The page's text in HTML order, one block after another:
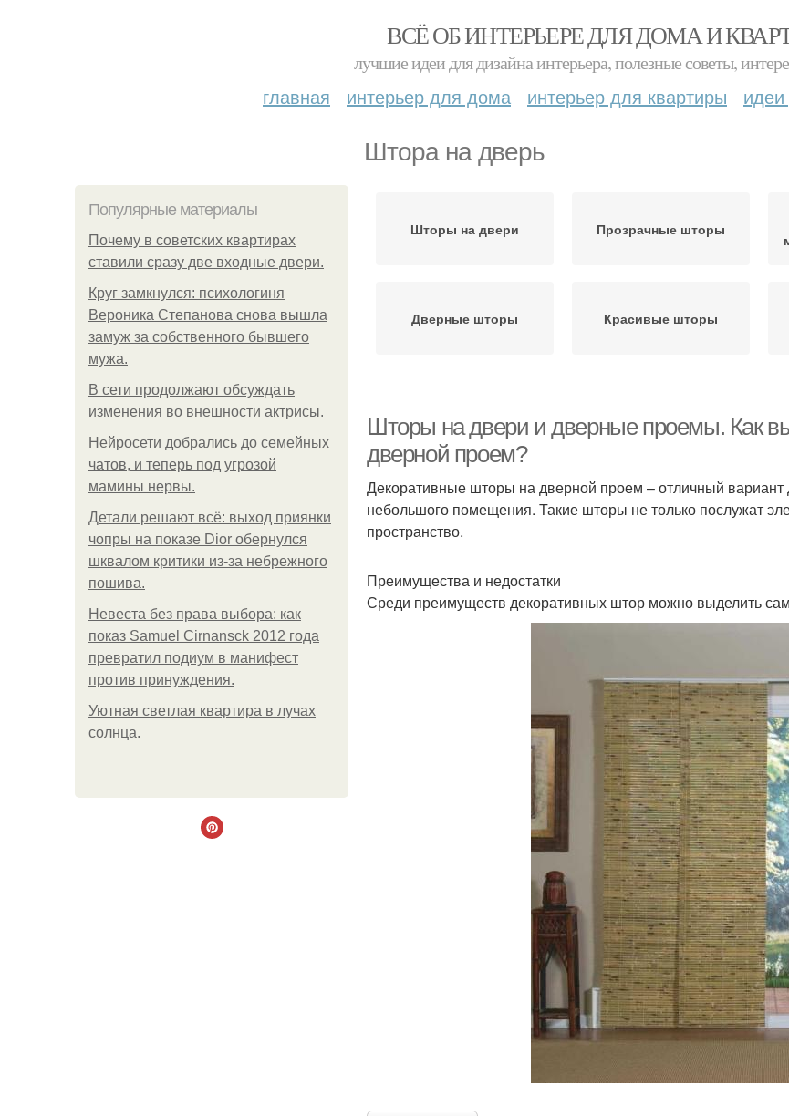
ВСЁ ОБ ИНТЕРЬЕРЕ ДЛЯ ДОМА И
лучшие идеи для дизайна интерьера, полезные советы,
главная интерьер для дома интерьер для квартиры
Штора на дверь
Популярные материалы
Почему в советских квартирах
ставили сразу две входные двери.
Круг замкнулся: психологиня
Вероника Степанова снова вышла
замуж за собственного бывшего
мужа.
В сети продолжают обсуждать
изменения во внешности актрисы.
Нейросети добрались до семейных
чатов, и теперь под угрозой
мамины нервы.
Детали решают всё: выход приянки
чопры на показе Dior обернулся
шквалом критики из-за небрежного
пошива.
Невеста без права выбора: как
показ Samuel Cirnansck 2012 года
превратил подиум в манифест
против принуждения.
Уютная светлая квартира в лучах
солнца.
Шторы на двери Прозрачные шторы
Дверные шторы Красивые шторы
Решение вместо дверей
Шторы на двери и дверные проемы. Как
дверной проем?
Декоративные шторы на дверной проем – отличный
небольшого помещения. Такие шторы не только послужат
пространство.
Преимущества и недостатки
Среди преимуществ декоративных штор можно выделить